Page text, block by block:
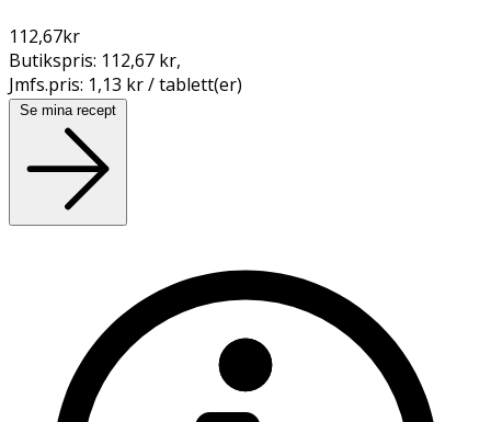
112,67kr
Butikspris: 112,67 kr,
Jmfs.pris: 1,13 kr / tablett(er)
Se mina recept